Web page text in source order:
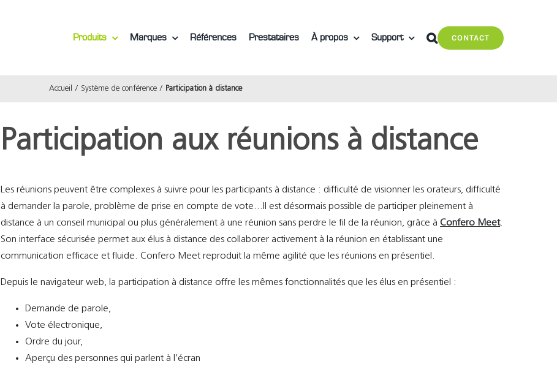
Produits Marques Références Prestataires À propos Support CONTACT
Accueil Système de conférence Participation à distance
Participation aux réunions à distance
Les réunions peuvent être complexes à suivre pour les participants à distance : difficulté de visionner les orateurs, difficulté
à demander la parole, problème de prise en compte de vote…Il est désormais possible de participer pleinement à
distance à un conseil municipal ou plus généralement à une réunion sans perdre le fil de la réunion, grâce àConfero Meet.
Son interface sécurisée permet aux élus à distance des collaborer activement à la réunion en établissant une
communication efficace et fluide. Confero Meet reproduit la même agilité que les réunions en présentiel.
Depuis le navigateur web, la participation à distance offre les mêmes fonctionnalités que les élus en présentiel :
Demande de parole,
Vote électronique,
Ordre du jour,
Aperçu des personnes qui parlent à l’écran